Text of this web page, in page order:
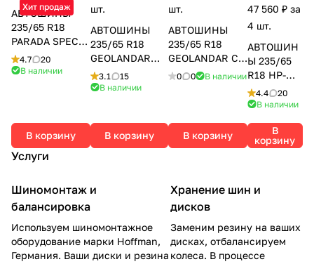
Хит продаж
АВТОШИНЫ
235/65 R18
PARADA SPEC-X
PA02 106H
YOKOHAMA
4.7
20
В наличии
В корзину
шт.
АВТОШИНЫ
235/65 R18
GEOLANDAR
G98EV 106H
YOKOHAMA
3.1
15
В наличии
В корзину
шт.
АВТОШИНЫ
235/65 R18
GEOLANDAR CV
G058 106V
0 0 В наличии
В корзину
47 560 ₽ за
4 шт.
АВТОШИН
Ы 235/65
R18 HP-M3
106V
MAXXIS
4.4
20
В наличии
В
корзину
Услуги
Шиномонтаж и
балансировка
Используем шиномонтажное
оборудование марки Hoffman,
Германия. Ваши диски и резина
Хранение шин и
дисков
Заменим резину на ваших
дисках, отбалансируем
колеса. В процессе